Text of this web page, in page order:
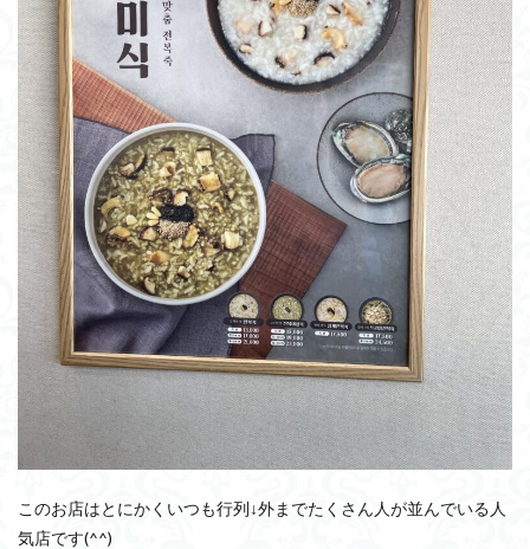
このお店はとにかくいつも行列↓外までたくさん人が並んでいる人
気店です(^^)